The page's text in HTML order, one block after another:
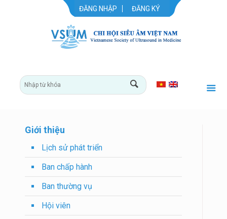
ĐĂNG NHẬP ĐĂNG KÝ
Giới thiệu
Lịch sử phát triển
Ban chấp hành
Ban thường vụ
Hội viên